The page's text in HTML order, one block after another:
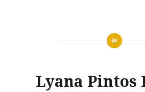
Lyana Pintos